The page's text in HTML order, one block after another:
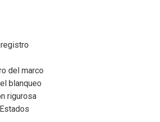
del marco
blanqueo
rigurosa